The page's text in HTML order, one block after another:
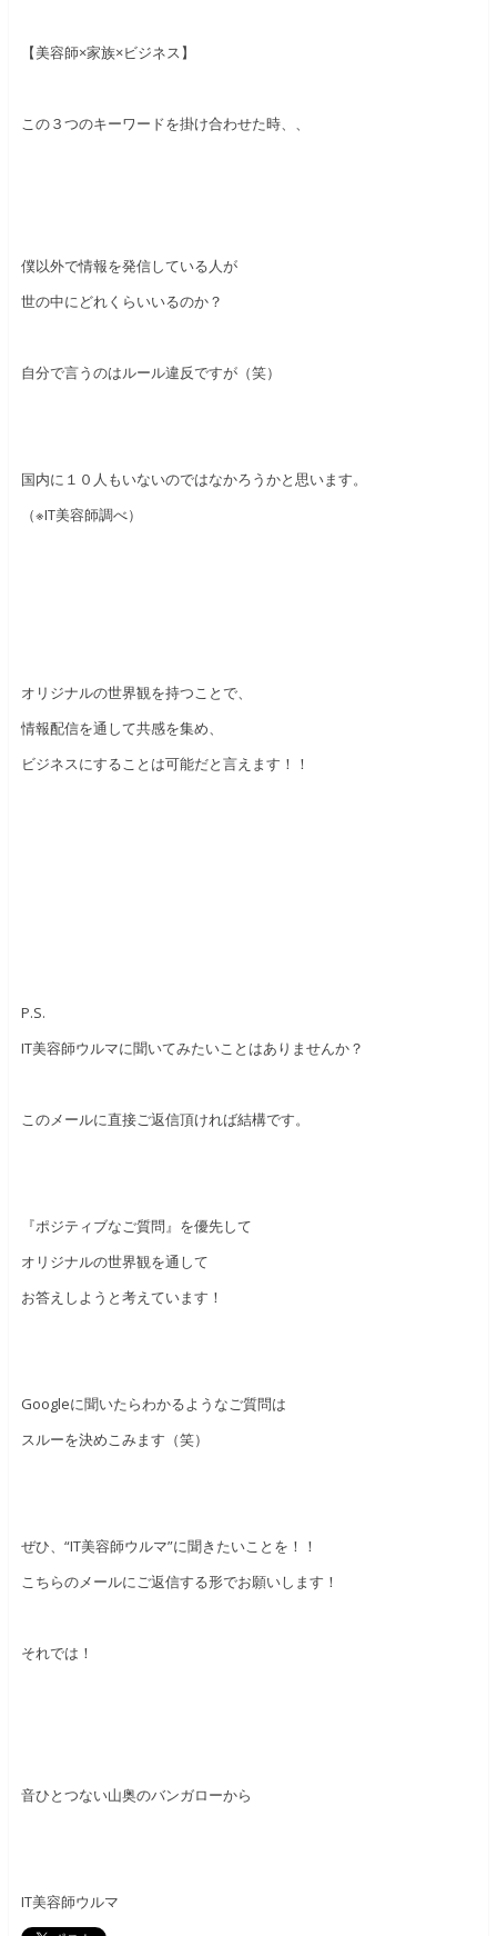
【美容師×家族×ビジネス】
この３つのキーワードを掛け合わせた時、、
僕以外で情報を発信している人が
世の中にどれくらいいるのか？
自分で言うのはルール違反ですが（笑）
国内に１０人もいないのではなかろうかと思います。
（※IT美容師調べ）
オリジナルの世界観を持つことで、
情報配信を通して共感を集め、
ビジネスにすることは可能だと言えます！！
P.S.
IT美容師ウルマに聞いてみたいことはありませんか？
このメールに直接ご返信頂ければ結構です。
『ポジティブなご質問』を優先して
オリジナルの世界観を通して
お答えしようと考えています！
Googleに聞いたらわかるようなご質問は
スルーを決めこみます（笑）
ぜひ、“IT美容師ウルマ”に聞きたいことを！！
こちらのメールにご返信する形でお願いします！
それでは！
音ひとつない山奥のバンガローから
IT美容師ウルマ